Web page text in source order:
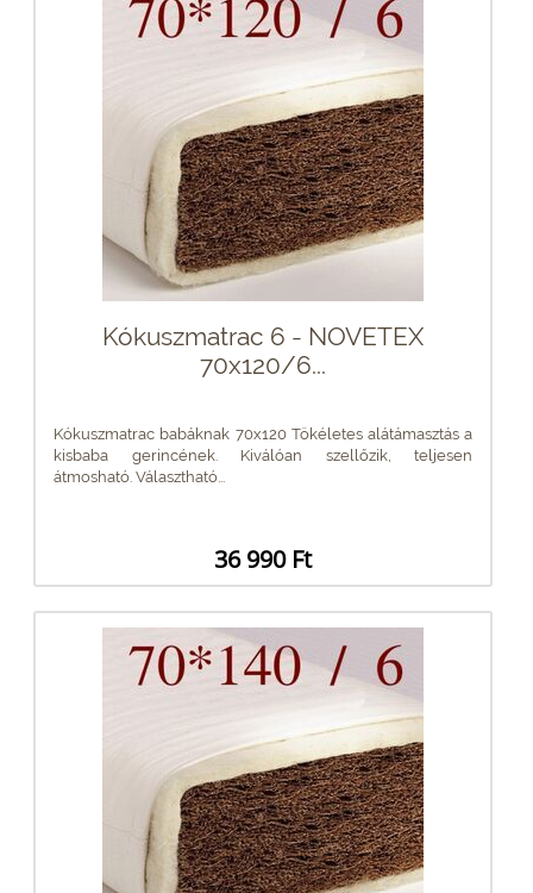
Kókuszmatrac 6 - NOVETEX
70x120/6...
Kókuszmatrac babáknak 70x120 Tökéletes alátámasztás a
kisbaba gerincének. Kiválóan szellőzik, teljesen
átmosható. Választható...
36 990 Ft